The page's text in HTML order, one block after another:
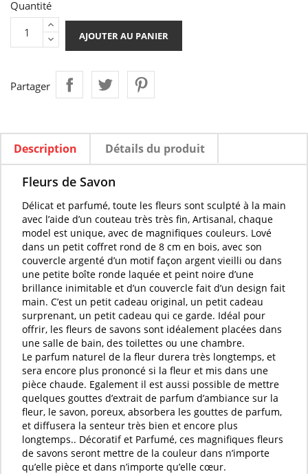
Quantité
AJOUTER AU PANIER
Partager
Description Détails du produit
Fleurs de Savon
Délicat et parfumé, toute les fleurs sont sculpté à la main
avec l’aide d’un couteau très très fin, Artisanal, chaque
model est unique, avec de magnifiques couleurs. Lové
dans un petit coffret rond de 8 cm en bois, avec son
couvercle argenté d’un motif façon argent vieilli ou dans
une petite boîte ronde laquée et peint noire d’une
brillance inimitable et d’un couvercle fait d’un design fait
main. C’est un petit cadeau original, un petit cadeau
surprenant, un petit cadeau qui ce garde. Idéal pour
offrir, les fleurs de savons sont idéalement placées dans
une salle de bain, des toilettes ou une chambre.
Le parfum naturel de la fleur durera très longtemps, et
sera encore plus prononcé si la fleur et mis dans une
pièce chaude. Egalement il est aussi possible de mettre
quelques gouttes d’extrait de parfum d’ambiance sur la
fleur, le savon, poreux, absorbera les gouttes de parfum,
et diffusera la senteur très bien et encore plus
longtemps.. Décoratif et Parfumé, ces magnifiques fleurs
de savons seront mettre de la couleur dans n’importe
qu’elle pièce et dans n’importe qu’elle cœur.